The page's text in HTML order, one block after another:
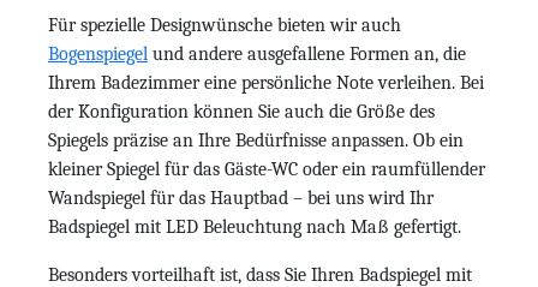
Für spezielle Designwünsche bieten wir auch
Bogenspiegel und andere ausgefallene Formen an, die
Ihrem Badezimmer eine persönliche Note verleihen. Bei
der Konfiguration können Sie auch die Größe des
Spiegels präzise an Ihre Bedürfnisse anpassen. Ob ein
kleiner Spiegel für das Gäste-WC oder ein raumfüllender
Wandspiegel für das Hauptbad – bei uns wird Ihr
Badspiegel mit LED Beleuchtung nach Maß gefertigt.
Besonders vorteilhaft ist, dass Sie Ihren Badspiegel mit